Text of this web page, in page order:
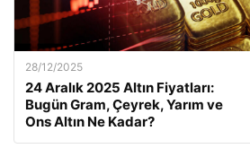
28/12/2025
24 Aralık 2025 Altın Fiyatları:
Bugün Gram, Çeyrek, Yarım ve
Ons Altın Ne Kadar?